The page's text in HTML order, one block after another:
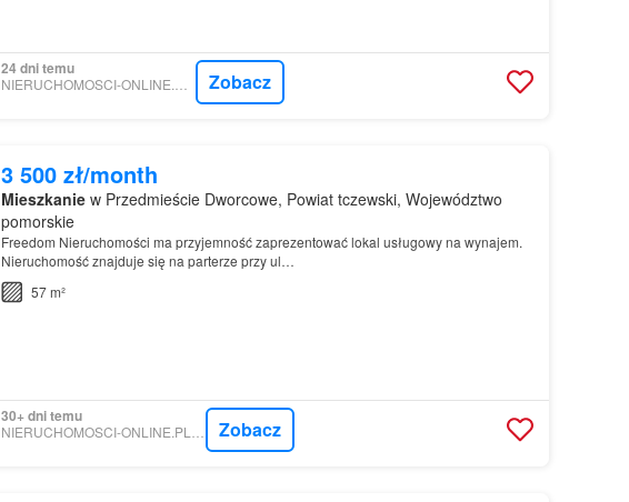
24 dni temu
NIERUCHOMOSCI-ONLINE.PL - HOMFI SP. Z O.O. Zobacz
3 500 zł/month
Mieszkaniew Przedmieście Dworcowe, Powiat tczewski, Województwo
pomorskie
Freedom Nieruchomości ma przyjemność zaprezentować lokal usługowy na wynajem.
Nieruchomość znajduje się na parterze przy ul…
57 m²
30+ dni temu
NIERUCHOMOSCI-ONLINE.PL - FREEDOM NIERUCHOMOŚCI Zobacz